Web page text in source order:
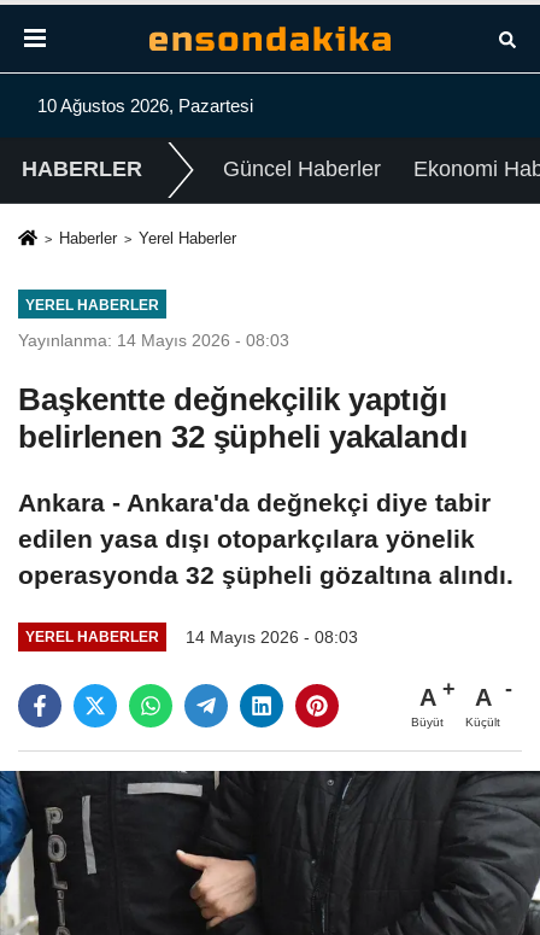
10 Ağustos 2026, Pazartesi
HABERLER Güncel Haberler Ekonomi
Haberler Yerel Haberler
YEREL HABERLER
Yayınlanma: 14 Mayıs 2026 - 08:03
Başkentte değnekçilik yaptığı
belirlenen 32 şüpheli yakalandı
Ankara - Ankara'da değnekçi diye tabir
edilen yasa dışı otoparkçılara yönelik
operasyonda 32 şüpheli gözaltına alındı.
YEREL HABERLER 14 Mayıs 2026 - 08:03
A
Büyüt
A
Küçült